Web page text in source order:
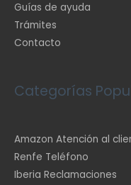
Guías de ayuda
Trámites
Contacto
Categorías
Amazon Atención al
Renfe Teléfono
Iberia Reclamaciones